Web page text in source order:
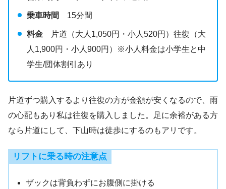
乗車時間 15分間
料金
片道（大人1,050円・小人520円）往復（大
人1,900円・小人900円）※小人料金は小学生と中
学生/団体割引あり
片道ずつ購入するより往復の方が金額が安くなるので、雨
の心配もあり私は往復を購入しました。足に余裕がある方
なら片道にして、下山時は徒歩にするのもアリです。
リフトに乗る時の注意点
ザックは背負わずにお腹側に掛ける